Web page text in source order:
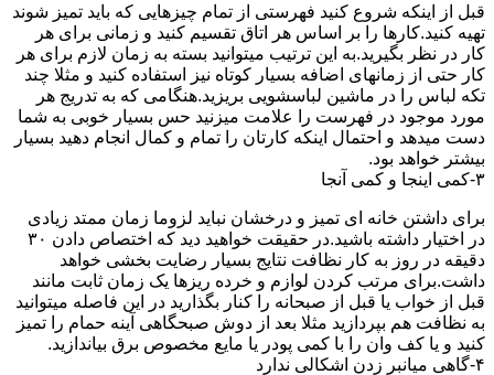
قبل از اینکه شروع کنید فهرستی از تمام چیزهایی که باید تمیز شوند
تهیه کنید.کارها را بر اساس هر اتاق تقسیم کنید و زمانی برای هر
کار در نظر بگیرید.به این ترتیب میتوانید بسته به زمان لازم برای هر
کار حتی از زمانهای اضافه بسیار کوتاه نیز استفاده کنید و مثلا چند
تکه لباس را در ماشین لباسشویی بریزید.هنگامی که به تدریج هر
مورد موجود در فهرست را علامت میزنید حس بسیار خوبی به شما
دست میدهد و احتمال اینکه کارتان را تمام و کمال انجام دهید بسیار
بیشتر خواهد بود.
۳-کمی اینجا و کمی آنجا
برای داشتن خانه ای تمیز و درخشان نباید لزوما زمان ممتد زیادی
در اختیار داشته باشید.در حقیقت خواهید دید که اختصاص دادن ۳۰
دقیقه در روز به کار نظافت نتایج بسیار رضایت بخشی خواهد
داشت.برای مرتب کردن لوازم و خرده ریزها یک زمان ثابت مانند
قبل از خواب یا قبل از صبحانه را کنار بگذارید در این فاصله میتوانید
به نظافت هم بپردازید مثلا بعد از دوش صبحگاهی آینه حمام را تمیز
کنید و یا کف وان را با کمی پودر یا مایع مخصوص برق بیاندازید.
۴-گاهی میانبر زدن اشکالی ندارد